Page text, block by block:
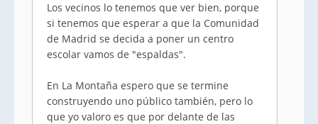
Los vecinos lo tenemos que ver bien, porque
si tenemos que esperar a que la Comunidad
de Madrid se decida a poner un centro
escolar vamos de "espaldas".
En La Montaña espero que se termine
construyendo uno público también, pero lo
que yo valoro es que por delante de las